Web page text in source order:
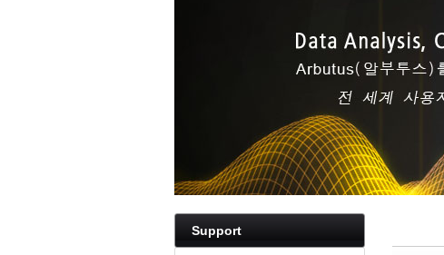
SmartLink for SAP
Results Manager
WebConnect
SmartApps
Arbutus Data Story
Support
Sketchbook5, 스케치북5
Sketchbook5, 스케치북5